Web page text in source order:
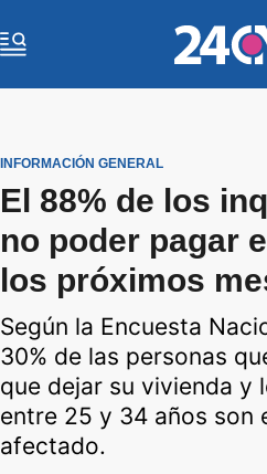
INFORMACIÓN GENERAL
El 88% de los
no poder pagar
los próximos
Según la Encuesta
30% de las personas
que dejar su vivienda y
entre 25 y 34 años son
afectado.